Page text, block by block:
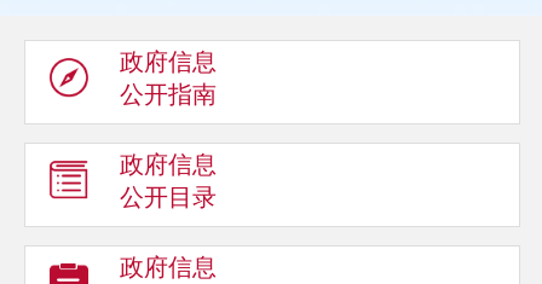
政府信息
公开指南
政府信息
公开目录
政府信息